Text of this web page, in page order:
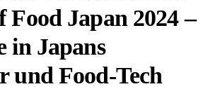
Food Japan 2024 –
in Japans
und Food-Tech